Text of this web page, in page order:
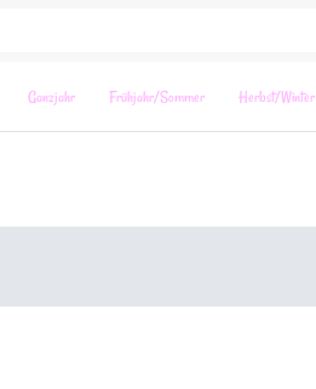
Ganzjahr Frühjahr/Sommer Herbst/Winter